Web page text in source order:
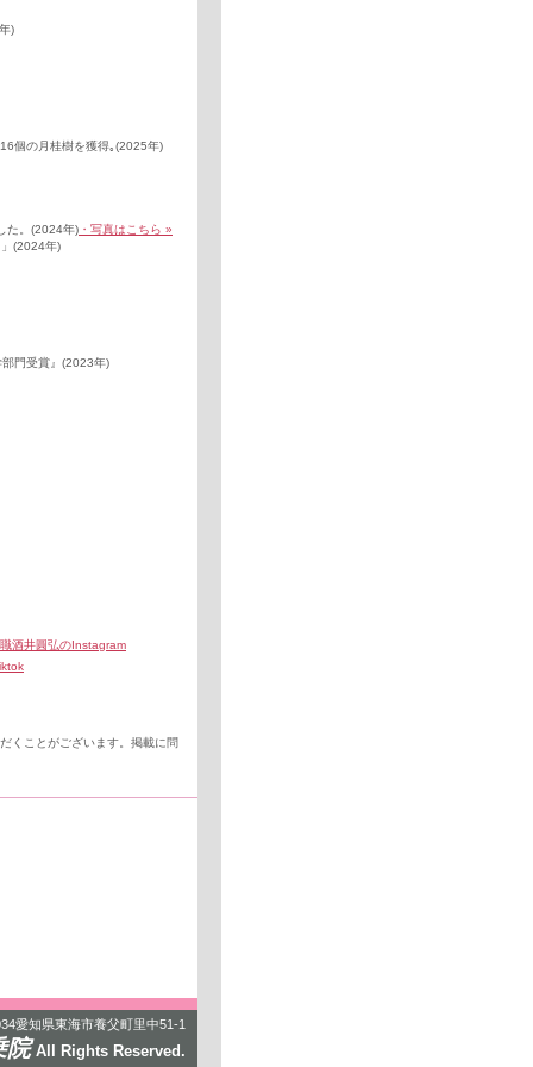
)
個の月桂樹を獲得｡(2025年)
た。(2024年) ・写真はこちら »
(2024年)
門受賞』(2023年)
くことがございます。掲載に問
愛知県東海市養父町里中51-1
院All Rights Reserved.